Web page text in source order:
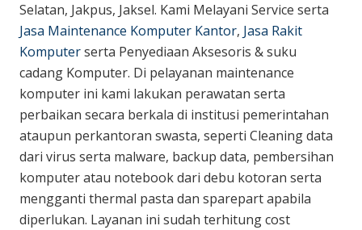
Selatan, Jakpus, Jaksel. Kami Melayani Service serta
Jasa Maintenance Komputer Kantor, Jasa Rakit
Komputerserta Penyediaan Aksesoris & suku
cadang Komputer. Di pelayanan maintenance
komputer ini kami lakukan perawatan serta
perbaikan secara berkala di institusi pemerintahan
ataupun perkantoran swasta, seperti Cleaning data
dari virus serta malware, backup data, pembersihan
komputer atau notebook dari debu kotoran serta
mengganti thermal pasta dan sparepart apabila
diperlukan. Layanan ini sudah terhitung cost